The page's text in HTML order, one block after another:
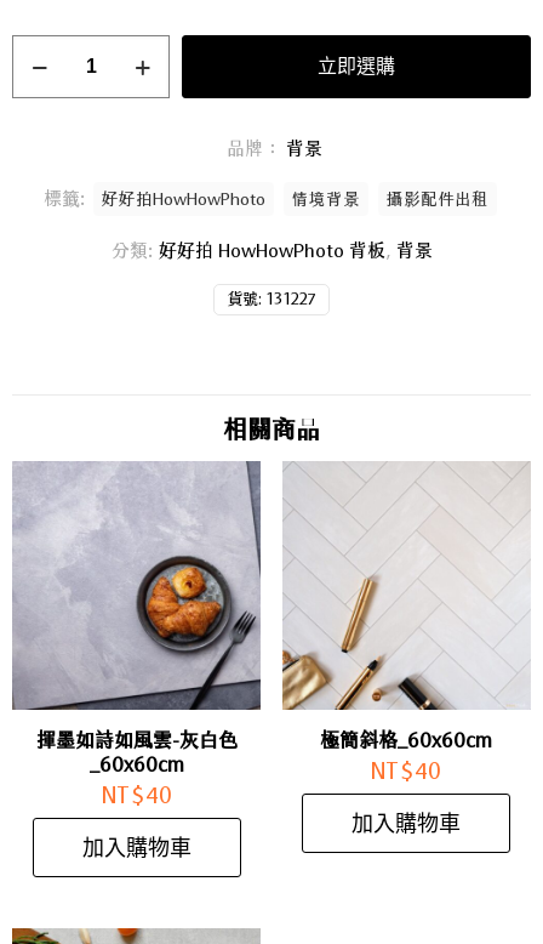
立即選購
貨號: 131227
分類: 好好拍 HowHowPhoto 背板 , 背景
標籤: 好好拍HowHowPhoto 情境背景 攝影配件出租
品牌： 背景
相關商品
揮墨如詩如風雲-灰白色
_60x60cm
NT$40
加入購物車
極簡斜格_60x60cm
NT$40
加入購物車